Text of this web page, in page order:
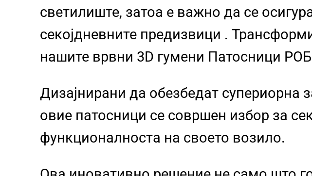
светилиште, затоа е важно да се
секојдневните предизвици .
нашите врвни 3D гумени Патосници
Дизајнирани да обезбедат
овие патосници се совршен избор за
функционалноста на своето возило.